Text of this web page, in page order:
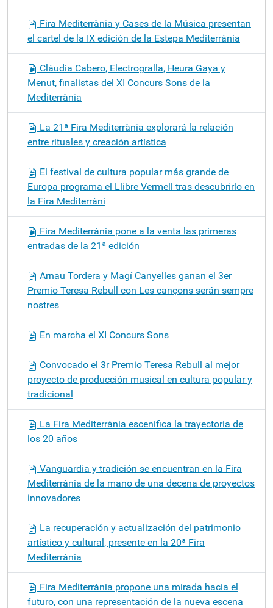
Fira Mediterrània y Cases de la Música presentan
el cartel de la IX edición de la Estepa Mediterrània
Clàudia Cabero, Electrogralla, Heura Gaya y
Menut, finalistas del XI Concurs Sons de la
Mediterrània
La 21ª Fira Mediterrània explorará la relación
entre rituales y creación artística
El festival de cultura popular más grande de
Europa programa el Llibre Vermell tras descubrirlo en
la Fira Mediterràni
Fira Mediterrània pone a la venta las primeras
entradas de la 21ª edición
Arnau Tordera y Magí Canyelles ganan el 3er
Premio Teresa Rebull con Les cançons serán sempre
nostres
En marcha el XI Concurs Sons
Convocado el 3r Premio Teresa Rebull al mejor
proyecto de producción musical en cultura popular y
tradicional
La Fira Mediterrània escenifica la trayectoria de
los 20 años
Vanguardia y tradición se encuentran en la Fira
Mediterrània de la mano de una decena de proyectos
innovadores
La recuperación y actualización del patrimonio
artístico y cultural, presente en la 20ª Fira
Mediterrània
Fira Mediterrània propone una mirada hacia el
futuro, con una representación de la nueva escena